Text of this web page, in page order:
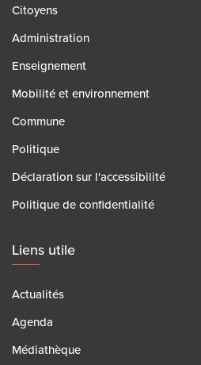
Citoyens
Administration
Enseignement
Mobilité et environnement
Commune
Politique
Déclaration sur l'accessibilité
Politique de confidentialité
Liens utile
Actualités
Agenda
Médiathèque